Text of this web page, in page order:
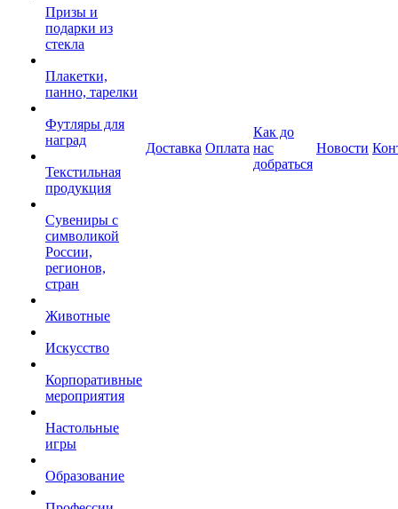
Призы и
подарки из
стекла
Плакетки,
панно, тарелки
Футляры для
наград
Текстильная
продукция
Сувениры с
символикой
России,
регионов,
стран
Животные
Искусство
Корпоративные
мероприятия
Настольные
игры
Образование
Доставка Оплата
Как до
нас
добраться
Новости